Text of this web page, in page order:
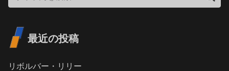
最近の投稿
リボルバー・リリー